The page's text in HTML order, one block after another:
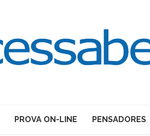
PROVA ON-LINE PENSADORES